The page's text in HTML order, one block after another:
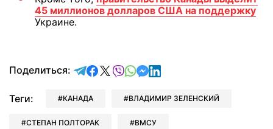
45 миллионов долларов США на поддержку
Украине.
Поделиться: отправить в Telegram
поделиться в Facebook
поделиться в X
отправить в Viber
отправить в Whatsapp
отправить в Messenger
отправить в LinkedIn
Теги: КАНАДА ВЛАДИМИР ЗЕЛЕНСКИЙ
СТЕПАН ПОЛТОРАК ВМСУ